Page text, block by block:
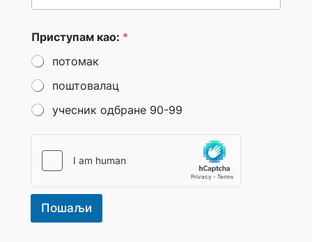
к
а
р
с
а
Приступам као: *
потомак
поштовалац
учесник одбране 90-99
Пошаљи